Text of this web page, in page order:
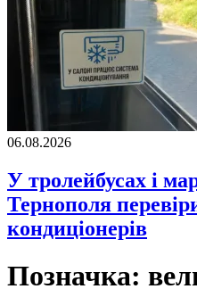
06.08.2026
У тролейбусах і
Тернополя
кондиціонерів
Позначка: